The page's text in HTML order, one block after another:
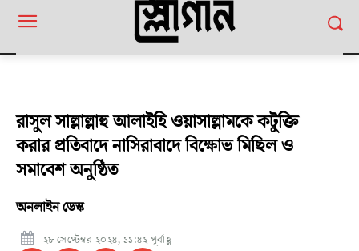
রাসুল সাল্লাল্লাহু আলাইহি ওয়াসাল্লামকে কটুক্তি
করার প্রতিবাদে নাসিরাবাদে বিক্ষোভ মিছিল ও
সমাবেশ অনুষ্ঠিত
অনলাইন ডেস্ক
২৮ সেপ্টেম্বর ২০২৪, ১১:৪২ পূর্বাহ্ণ